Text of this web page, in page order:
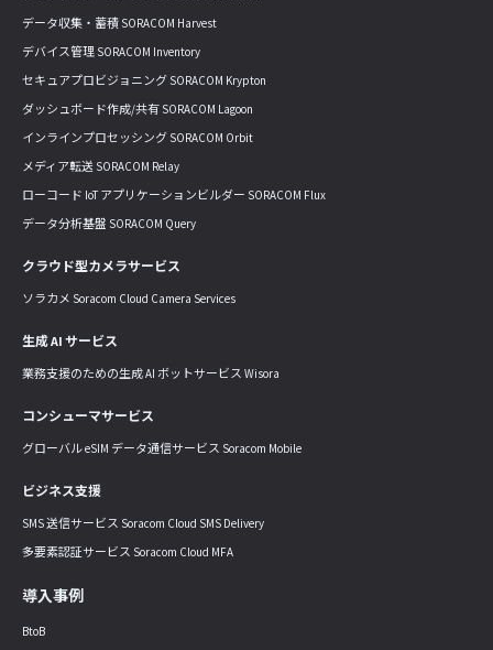
データ収集・蓄積 SORACOM Harvest
デバイス管理 SORACOM Inventory
セキュアプロビジョニング SORACOM Krypton
ダッシュボード作成/共有 SORACOM Lagoon
インラインプロセッシング SORACOM Orbit
メディア転送 SORACOM Relay
ローコード IoT アプリケーションビルダー SORACOM Flux
データ分析基盤 SORACOM Query
クラウド型カメラサービス
ソラカメ Soracom Cloud Camera Services
生成 AI サービス
業務支援のための生成 AI ボットサービス Wisora
コンシューマサービス
グローバル eSIM データ通信サービス Soracom Mobile
ビジネス支援
SMS 送信サービス Soracom Cloud SMS Delivery
多要素認証サービス Soracom Cloud MFA
導入事例
BtoB